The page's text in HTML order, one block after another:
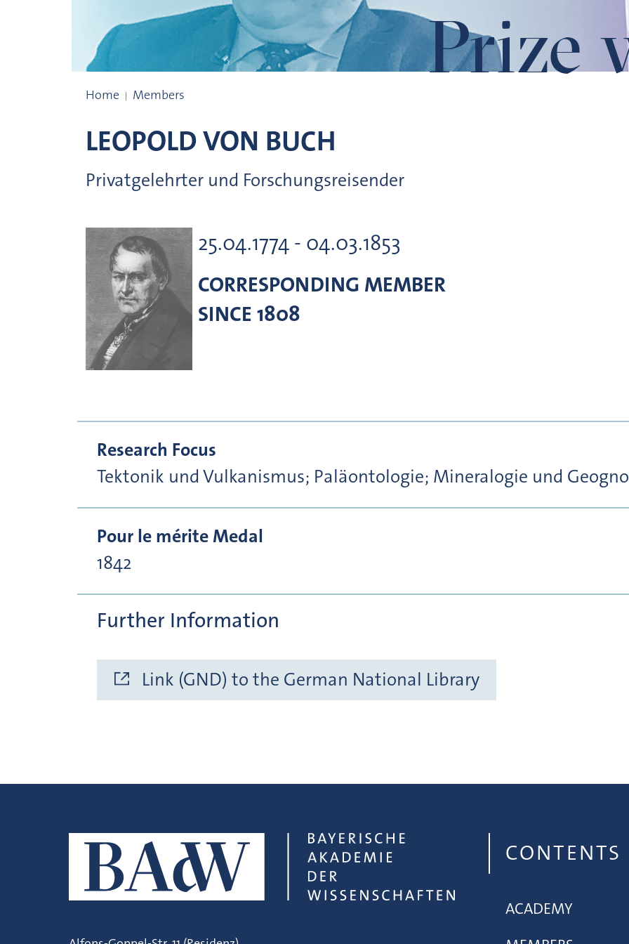
Prize
Home Members
LEOPOLD VON BUCH
Privatgelehrter und Forschungsreisender
25.04.1774 - 04.03.1853
CORRESPONDING MEMBER
SINCE 1808
Research Focus
Tektonik und Vulkanismus; Paläontologie; Mineralogie und
Pour le mérite Medal
1842
Further Information
Link (GND) to the German National Library
CONTENTS
ACADEMY